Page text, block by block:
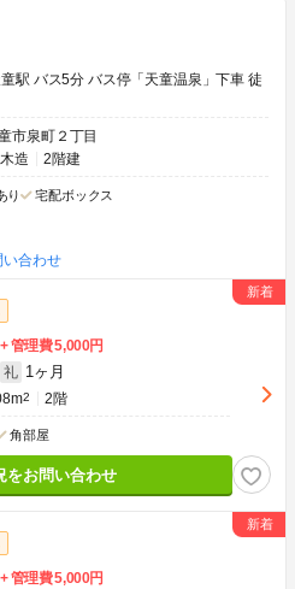
駅 バス5分 バス停「天童温泉」下車 徒
市泉町２丁目
木造 2階建
り 宅配ボックス
い合わせ
管理費5,000円
礼 1ヶ月
2 2階
角部屋
をお問い合わせ
管理費5,000円